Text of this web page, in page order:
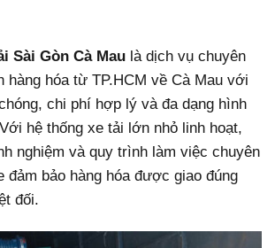
Sài Gòn Cà Mau là dịch vụ chuyên
hàng hóa từ TP.HCM về Cà Mau với
chi phí hợp lý và đa dạng hình
hệ thống xe tải lớn nhỏ linh hoạt,
nghiệm và quy trình làm việc chuyên
đảm bảo hàng hóa được giao đúng
đối.